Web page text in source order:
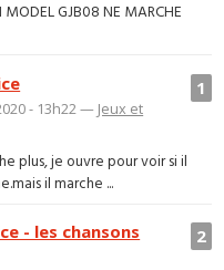
MODEL GJB08 NE MARCHE
1
- 13h22 — Jeux et
plus, je ouvre pour voir si il
il marche ...
2
- les chansons